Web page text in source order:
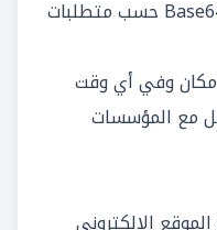
يستخدم تشفير Base64 Encode حسب متطلبات
مكان وفي أي وقت
مع المؤسسات
الإلكتروني